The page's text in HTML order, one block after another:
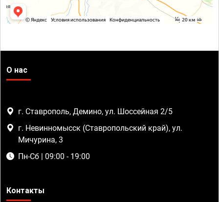
О нас
г. Ставрополь, Демино, ул. Шоссейная 2/5
г. Невинномысск (Ставропольский край), ул.
Мичурина, 3
Пн-Сб | 09:00 - 19:00
Контакты